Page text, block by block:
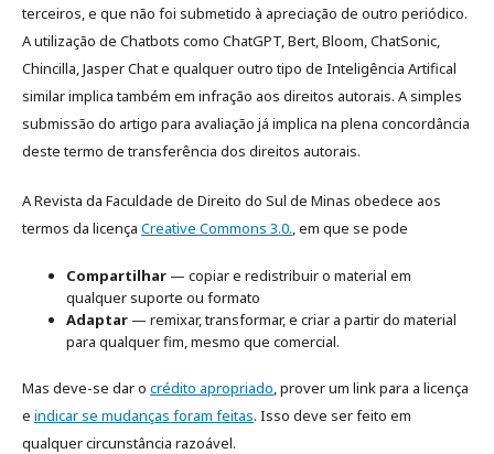
terceiros, e que não foi submetido à apreciação de outro periódico.
A utilização de Chatbots como ChatGPT, Bert, Bloom, ChatSonic,
Chincilla, Jasper Chat e qualquer outro tipo de Inteligência Artifical
similar implica também em infração aos direitos autorais. A simples
submissão do artigo para avaliação já implica na plena concordância
deste termo de transferência dos direitos autorais.
A Revista da Faculdade de Direito do Sul de Minas obedece aos
termos da licença Creative Commons 3.0. , em que se pode
Compartilhar — copiar e redistribuir o material em
qualquer suporte ou formato
Adaptar — remixar, transformar, e criar a partir do material
para qualquer fim, mesmo que comercial.
Mas deve-se dar o crédito apropriado , prover um link para a licença
e indicar se mudanças foram feitas. Isso deve ser feito em
qualquer circunstância razoável.